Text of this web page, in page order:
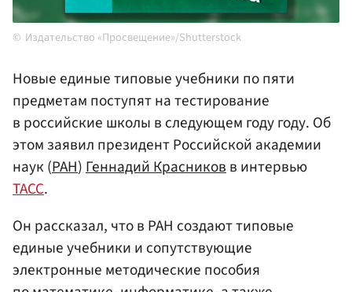
Издательство «Просвещение»/Shutterstock
Новые единые типовые учебники по пяти
предметам поступят на тестирование
в российские школы в следующем году году. Об
этом заявил президент Российской академии
наук (РАН)Геннадий Красниковв интервью
ТАСС.
Он рассказал, что в РАН создают типовые
единые учебники и сопутствующие
электронные методические пособия